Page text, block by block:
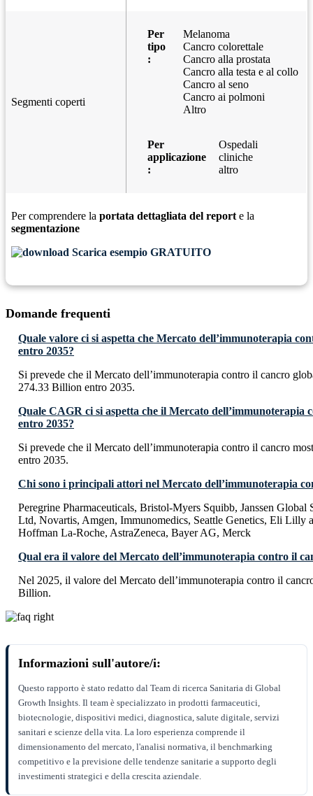
Segmenti coperti
Per
tipo
:
Melanoma
Cancro colorettale
Cancro alla prostata
Cancro alla testa e al collo
Cancro al seno
Cancro ai polmoni
Altro
Per
applicazione
:
Ospedali
cliniche
altro
Per comprendere la portata dettagliata del report e la
segmentazione
Scarica esempio GRATUITO
Domande frequenti
Quale valore ci si aspetta che Mercato dell’immunoterapia
entro 2035?
Si prevede che il Mercato dell’immunoterapia contro il cancro
274.33 Billion entro 2035.
Quale CAGR ci si aspetta che il Mercato dell’immunoterapia
entro 2035?
Si prevede che il Mercato dell’immunoterapia contro il cancro
entro 2035.
Chi sono i principali attori nel Mercato dell’immunoterapia
Peregrine Pharmaceuticals, Bristol-Myers Squibb, Janssen Global
Ltd, Novartis, Amgen, Immunomedics, Seattle Genetics, Eli Lilly
Hoffman La-Roche, AstraZeneca, Bayer AG, Merck
Qual era il valore del Mercato dell’immunoterapia contro il
Nel 2025, il valore del Mercato dell’immunoterapia contro il
Billion.
Informazioni sull'autore/i:
Questo rapporto è stato redatto dal Team di ricerca Sanitaria di Global
Growth Insights. Il team è specializzato in prodotti farmaceutici,
biotecnologie, dispositivi medici, diagnostica, salute digitale, servizi
sanitari e scienze della vita. La loro esperienza comprende il
dimensionamento del mercato, l'analisi normativa, il benchmarking
competitivo e la previsione delle tendenze sanitarie a supporto degli
investimenti strategici e della crescita aziendale.